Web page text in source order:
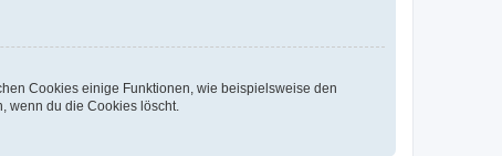
Cookies einige Funktionen, wie beispielsweise den
wenn du die Cookies löscht.